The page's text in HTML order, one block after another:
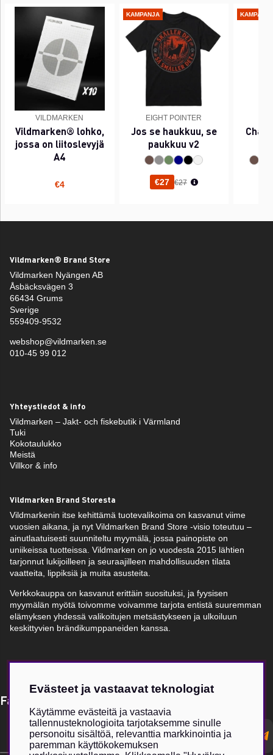
VILDMARKEN
Vildmarken® lohko,
jossa on liitoslevyjä
A4
€4
KAMPANJA
EIGHT POINTER
Jos se haukkuu, se
paukkuu v2
€27 Normaali hinta
€27
Vildmarken® Brand Store
Vildmarken Nyängen AB
Åsbäcksvägen 3
66434 Grums
Sverige
559409-9532
webshop@vildmarken.se
010-45 99 012
Yhteystiedot & info
Vildmarken – Jakt- och fiskebutik i Värmland
Tuki
Kokotaulukko
Meistä
Villkor & info
Vildmarken Brand Storesta
Vildmarkenin itse kehittämä tuotevalikoima on kasvanut viime
vuosien aikana, ja nyt Vildmarken Brand Store -visio toteutuu –
ainutlaatuisesti suunniteltu myymälä, jossa painopiste on
uniikeissa tuotteissa. Vildmarken on jo vuodesta 2015 lähtien
tarjonnut lukijoilleen ja seuraajilleen mahdollisuuden tilata
vaatteita, lippiksiä ja muita asusteita.
Verkkokauppa on kasvanut erittäin suosituksi, ja fyysisen
myymälän myötä toivomme voivamme tarjota entistä suuremman
elämyksen yhdessä valikoitujen metsästykseen ja ulkoiluun
keskittyvien brändikumppaneiden kanssa.
Få Magasin Vildmarken direkt till din e-post!*
postadress
Evästeet ja vastaavat teknologiat
Käytämme evästeitä ja vastaavia
tallennusteknologioita tarjotaksemme sinulle
personoitu sisältöä, relevanttia markkinointia ja
paremman käyttökokemuksen